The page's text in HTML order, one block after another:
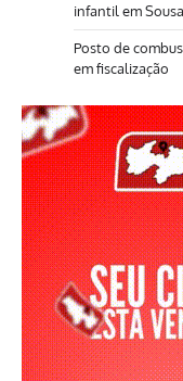
infantil em Sousa
Posto de
em fiscalização